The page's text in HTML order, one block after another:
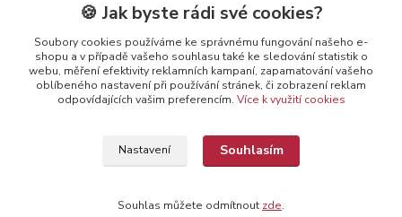
Zákaznická podpora
+420 602 584 910
(Po-Pá, 8-15 hod.)
info@dynamazahradnicek.cz
🍪 Jak byste rádi své cookies?
Soubory cookies používáme ke správnému fungování našeho e-
shopu a v případě vašeho souhlasu také ke sledování statistik o
webu, měření efektivity reklamních kampaní, zapamatování vašeho
oblíbeného nastavení při používání stránek, či zobrazení reklam
odpovídajících vašim preferencím. Více k využití cookies
Nastavení Souhlasím
Souhlas můžete odmítnout zde.